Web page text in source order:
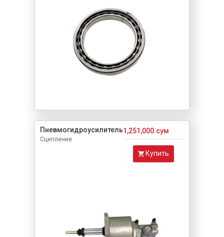
Пневмогидроусилитель
Сцепление
1,251,000.сум
Купить